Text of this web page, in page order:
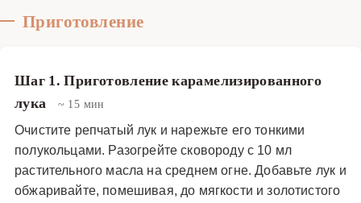
Приготовление
Шаг 1. Приготовление карамелизированного
лука
~ 15 мин
Очистите репчатый лук и нарежьте его тонкими
полукольцами. Разогрейте сковороду с 10 мл
растительного масла на среднем огне. Добавьте лук и
обжаривайте, помешивая, до мягкости и золотистого